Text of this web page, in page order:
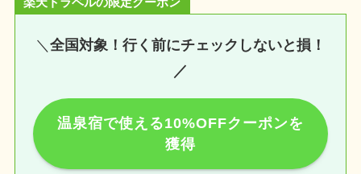
＼ 全国対象！行く前にチェックしないと損！
／
温泉宿で使える10%OFFクーポンを
獲得